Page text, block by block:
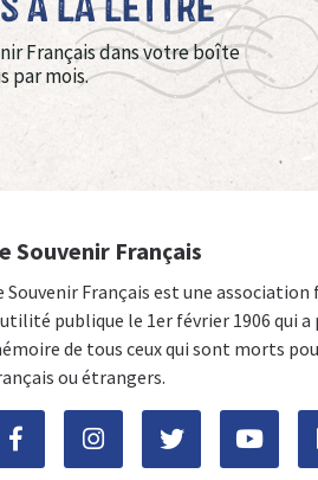
Français dans votre boîte
par mois.
Souvenir Français
Souvenir Français est une
publique le 1er février 1906 qui
de tous ceux qui sont morts
ou étrangers.